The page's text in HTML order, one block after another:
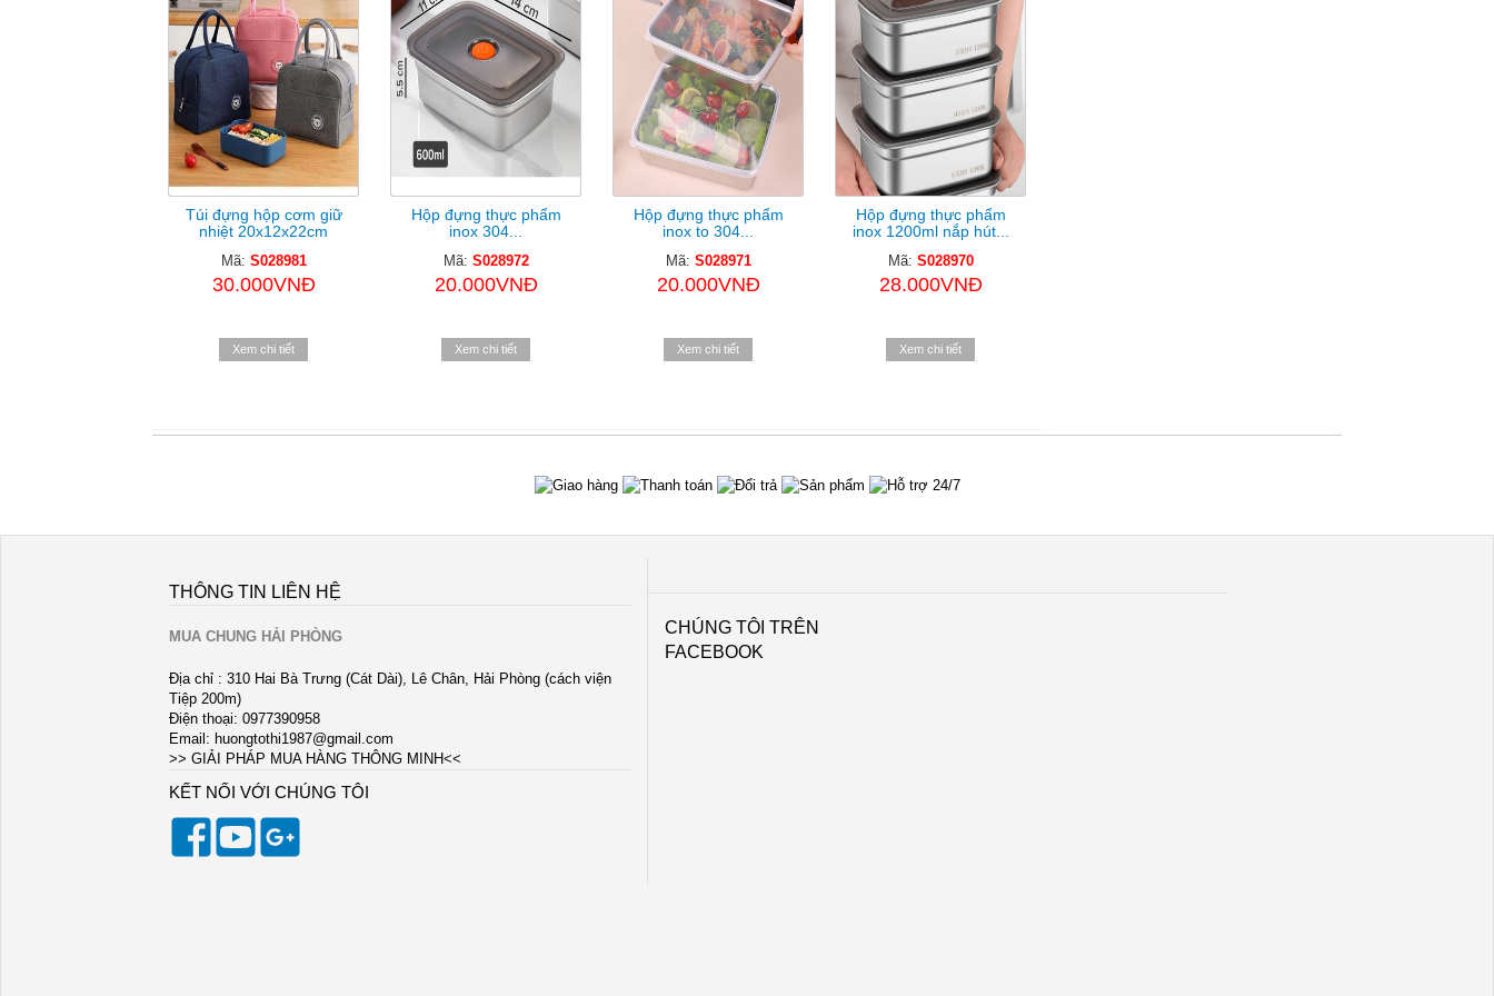
Túi đựng hộp cơm giữ
nhiệt 20x12x22cm
Mã: S028981
30.000VNĐ
Xem chi tiết
Hộp đựng thực phẩm
inox 304...
Mã: S028972
20.000VNĐ
Xem chi tiết
Hộp đựng thực phẩm
inox to 304...
Mã: S028971
20.000VNĐ
Xem chi tiết
Hộp đựng thực phẩm
inox 1200ml nắp hút...
Mã: S028970
28.000VNĐ
Xem chi tiết
THÔNG TIN LIÊN HỆ
MUA CHUNG HẢI PHÒNG
Địa chỉ : 310 Hai Bà Trưng (Cát Dài), Lê Chân, Hải Phòng (cách viện
Tiệp 200m)
Điện thoại: 0977390958
Email: huongtothi1987@gmail.com
>> GIẢI PHÁP MUA HÀNG THÔNG MINH<<
KẾT NỐI VỚI CHÚNG TÔI
CHÚNG TÔI TRÊN
FACEBOOK